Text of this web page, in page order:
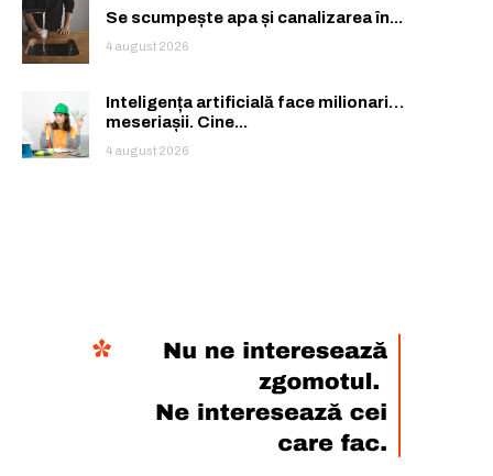
Se scumpește apa și canalizarea în...
4 august 2026
Inteligența artificială face milionari…
meseriașii. Cine...
4 august 2026